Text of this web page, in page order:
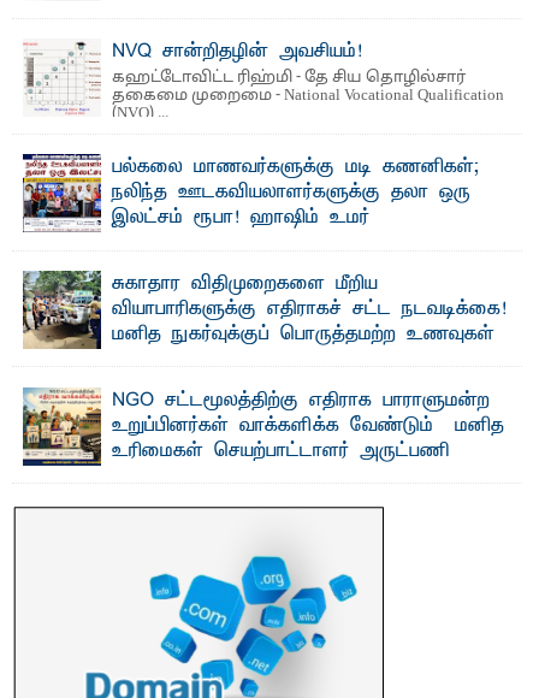
NVQ சான்றிதழின் அவசியம்!
கஹட்டோவிட்ட ரிஹ்மி - தே சிய தொழில்சார்
தகைமை முறைமை - National Vocational Qualification
(NVQ) ...
பல்கலை மாணவர்களுக்கு மடி கணனிகள்;
நலிந்த ஊடகவியலாளர்களுக்கு தலா ஒரு
இலட்சம் ரூபா! ஹாஷிம் உமர்
வழங்கும் திட்டம்
ப ல்கலைக்கழக மாணவர்களின் உயர்கல்வி வாய்ப்புகளை
மேம்படுத்தும் நோக்கில் ஹாஷிம் உமர் பௌண்டேசனால் ...
சுகாதார விதிமுறைகளை மீறிய
வியாபாரிகளுக்கு எதிராகச் சட்ட நடவடிக்கை!
மனித நுகர்வுக்குப் பொருத்தமற்ற உணவுகள்
பாறுக் ஷிஹான்- க ல்முனை பொதுச் சந்தைப் பகுதியில்
சுகாதார விதிமுறைகளை மீறிச் செயற்பட்ட ...
NGO சட்டமூலத்திற்கு எதிராக பாராளுமன்ற
உறுப்பினர்கள் வாக்களிக்க வேண்டும் – மனித
உரிமைகள் செயற்பாட்டாளர் அருட்பணி
ஜே. எப். காமிலா பேகம்- இ லங்கை அரசாங்கம் அரசுசாரா